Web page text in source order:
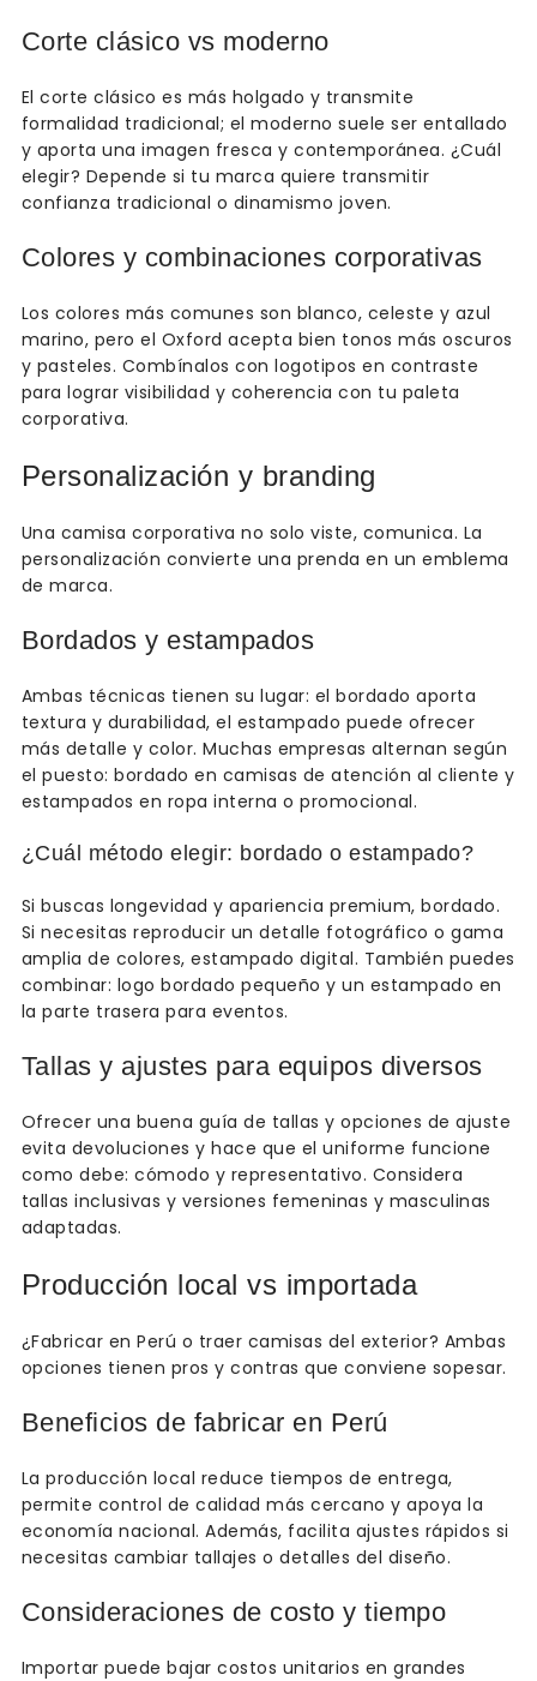
Corte clásico vs moderno
El corte clásico es más holgado y transmite
formalidad tradicional; el moderno suele ser entallado
y aporta una imagen fresca y contemporánea. ¿Cuál
elegir? Depende si tu marca quiere transmitir
confianza tradicional o dinamismo joven.
Colores y combinaciones corporativas
Los colores más comunes son blanco, celeste y azul
marino, pero el Oxford acepta bien tonos más oscuros
y pasteles. Combínalos con logotipos en contraste
para lograr visibilidad y coherencia con tu paleta
corporativa.
Personalización y branding
Una camisa corporativa no solo viste, comunica. La
personalización convierte una prenda en un emblema
de marca.
Bordados y estampados
Ambas técnicas tienen su lugar: el bordado aporta
textura y durabilidad, el estampado puede ofrecer
más detalle y color. Muchas empresas alternan según
el puesto: bordado en camisas de atención al cliente y
estampados en ropa interna o promocional.
¿Cuál método elegir: bordado o estampado?
Si buscas longevidad y apariencia premium, bordado.
Si necesitas reproducir un detalle fotográfico o gama
amplia de colores, estampado digital. También puedes
combinar: logo bordado pequeño y un estampado en
la parte trasera para eventos.
Tallas y ajustes para equipos diversos
Ofrecer una buena guía de tallas y opciones de ajuste
evita devoluciones y hace que el uniforme funcione
como debe: cómodo y representativo. Considera
tallas inclusivas y versiones femeninas y masculinas
adaptadas.
Producción local vs importada
¿Fabricar en Perú o traer camisas del exterior? Ambas
opciones tienen pros y contras que conviene sopesar.
Beneficios de fabricar en Perú
La producción local reduce tiempos de entrega,
permite control de calidad más cercano y apoya la
economía nacional. Además, facilita ajustes rápidos si
necesitas cambiar tallajes o detalles del diseño.
Consideraciones de costo y tiempo
Importar puede bajar costos unitarios en grandes